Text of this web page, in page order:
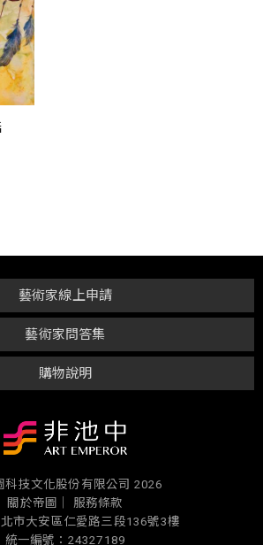
購物說明
藝術家問答集
藝術家線上申請
科技文化股份有限公司 2026
關於帝圖｜
服務條款
市大安區仁愛路三段136號3樓
統一編號：24327189